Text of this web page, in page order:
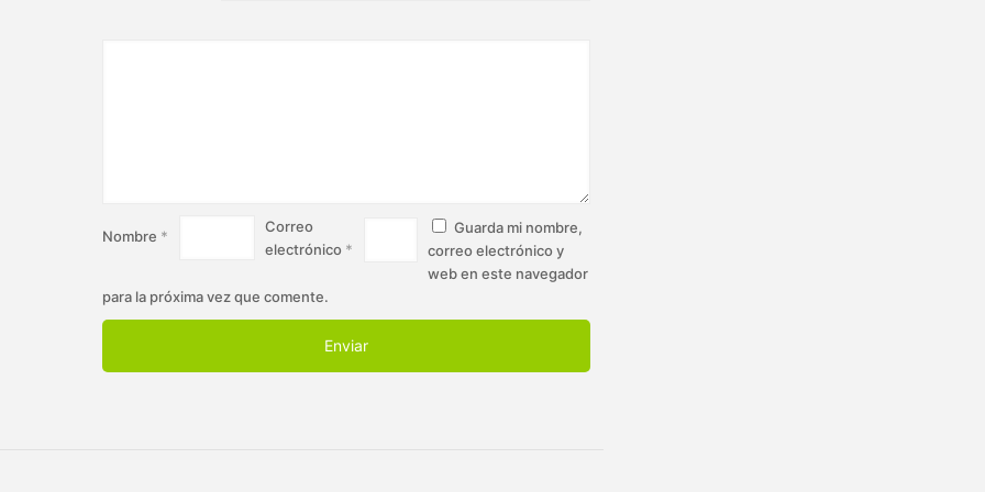
Nombre *
Correo
electrónico *
Guarda mi nombre,
correo electrónico y
web en este navegador
para la próxima vez que comente.